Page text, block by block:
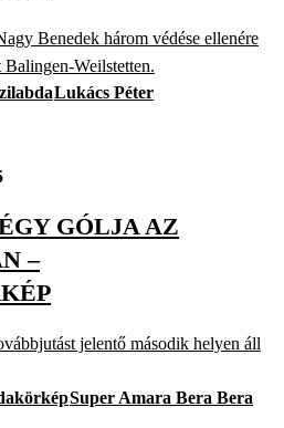
Benedek három védése ellenére
Weilstetten.
Lukács Péter
GÓLJA AZ
–
jelentő második helyen áll
Super Amara Bera Bera